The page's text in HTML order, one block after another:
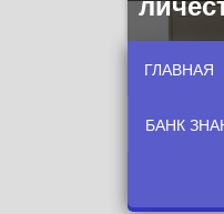
ГЛАВНАЯ
БАНК